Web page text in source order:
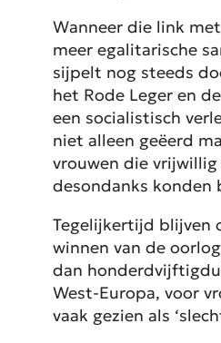
Wanneer die link
meer egalitarische
sijpelt nog steeds
het Rode Leger en
een socialistisch
niet alleen geëerd
vrouwen die
desondanks konden
Tegelijkertijd blijven
winnen van de
dan
West-Europa, voor
vaak gezien als